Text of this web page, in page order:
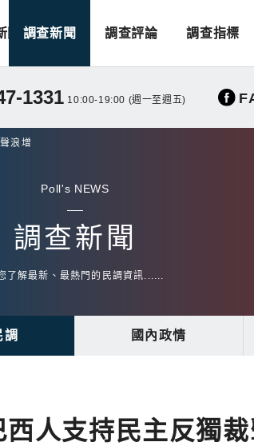
調查新聞 調查評論 調查指標
1331 10:00-19:00 (週一至週五)
浪增
Poll's NEWS
調查新聞
了解最新、最熱門的民調資訊......
調 國內政情
西人支持民主反獨